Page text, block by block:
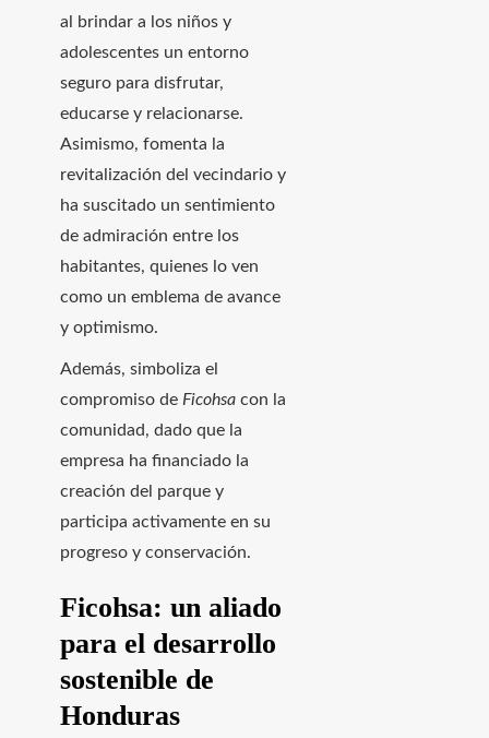
al brindar a los niños y
adolescentes un entorno
seguro para disfrutar,
educarse y relacionarse.
Asimismo, fomenta la
revitalización del vecindario y
ha suscitado un sentimiento
de admiración entre los
habitantes, quienes lo ven
como un emblema de avance
y optimismo.
Además, simboliza el
compromiso de Ficohsa con la
comunidad, dado que la
empresa ha financiado la
creación del parque y
participa activamente en su
progreso y conservación.
Ficohsa: un aliado
para el desarrollo
sostenible de
Honduras